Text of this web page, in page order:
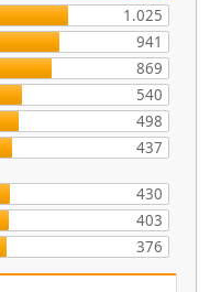
1.025
941
869
540
498
437
430
403
376